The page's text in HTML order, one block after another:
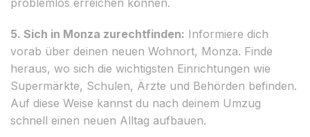
5. Sich in Monza zurechtfinden: Informiere dich
vorab über deinen neuen Wohnort, Monza. Finde
heraus, wo sich die wichtigsten Einrichtungen wie
Supermärkte, Schulen, Ärzte und Behörden befinden.
Auf diese Weise kannst du nach deinem Umzug
schnell einen neuen Alltag aufbauen.